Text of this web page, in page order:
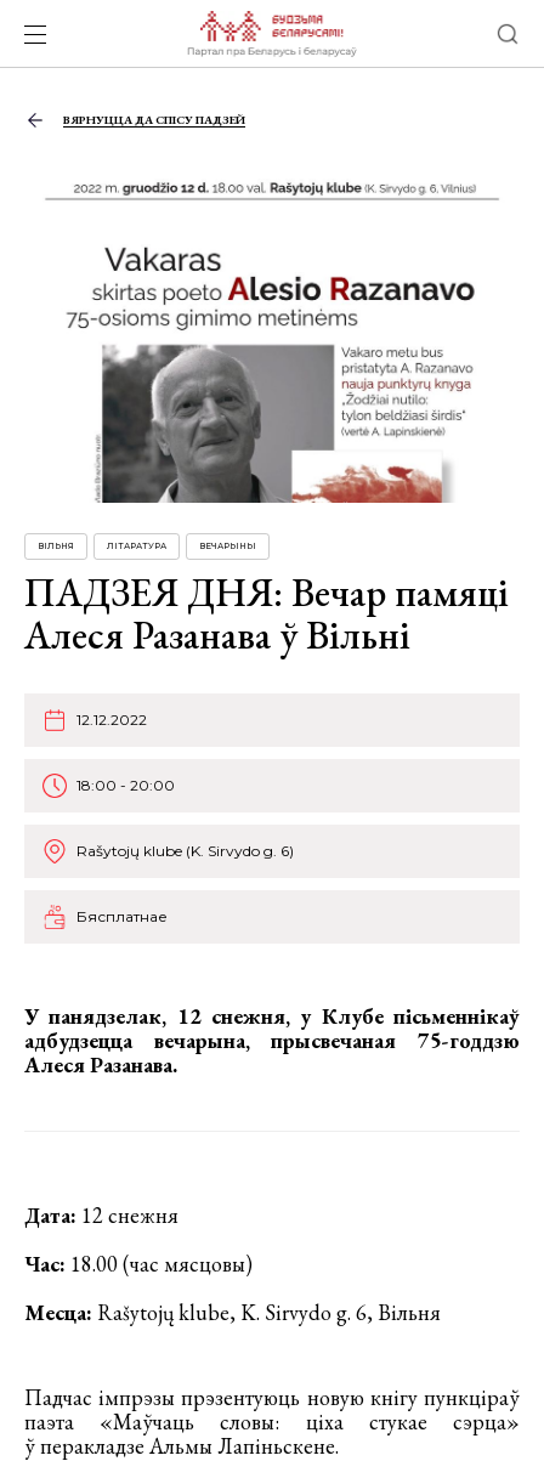
ВЯРНУЦЦА ДА СПІСУ ПАДЗЕЙ
ВІЛЬНЯ ЛІТАРАТУРА ВЕЧАРЫНЫ
ПАДЗЕЯ ДНЯ: Вечар памяці
Алеся Разанава ў Вільні
12.12.2022
18:00 - 20:00
Rašytojų klube (K. Sirvydo g. 6)
Бясплатнае
У панядзелак, 12 снежня, у Клубе пісьменнікаў
адбудзецца вечарына, прысвечаная 75-годдзю
Алеся Разанава.
Дата: 12 снежня
Час: 18.00 (час мясцовы)
Месца: Rašytojų klube, K. Sirvydo g. 6, Вільня
Падчас імпрэзы прэзентуюць новую кнігу пункціраў
паэта «Маўчаць словы: ціха стукае сэрца»
ў перакладзе Альмы Лапіньскене.